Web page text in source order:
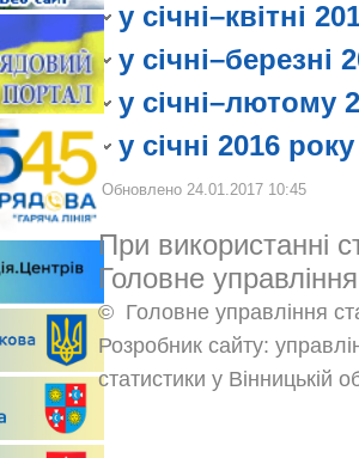
у січні–квітні
метрополітенівський
у січні–березні
трамвайний
метрополітенівський
у січні–лютому
тролейбусний
трамвайний
метрополітенівський
у січні 2016 року
водний
тролейбусний
трамвайний
метрополітенівський
Обновлено 24.01.2017 10:45
При використанні
Головне
© Головне управління
Розробник сайту:
статистики у Вінницькій